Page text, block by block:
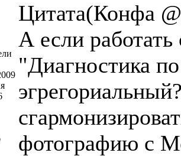
Цитата(Конфа
А если
"Диагностика
фотографию с